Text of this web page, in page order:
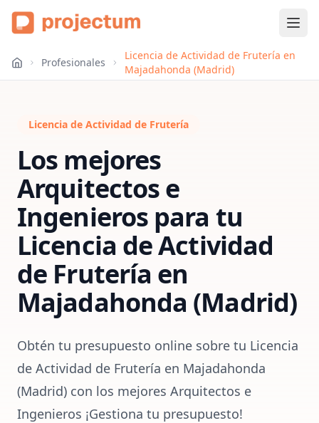
Profesionales
Licencia de Actividad de Frutería en
Majadahonda (Madrid)
Licencia de Actividad de Frutería
Los mejores
Arquitectos e
Ingenieros para tu
Licencia de Actividad
de Frutería en
Majadahonda (Madrid)
Obtén tu presupuesto online sobre tu Licencia
de Actividad de Frutería en Majadahonda
(Madrid) con los mejores Arquitectos e
Ingenieros ¡Gestiona tu presupuesto!